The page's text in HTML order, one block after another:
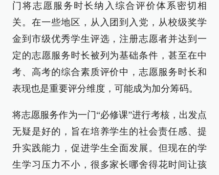
门将志愿服务时长纳入综合评价体系密切相
关。在一些地区，从入团到入党，从校级奖学
金到市级优秀学生评选，注册志愿者并达到一
定的志愿服务时长被列为基础条件，甚至在中
考、高考的综合素质评价中，志愿服务时长和
表现也是重要评分维度，可能成为加分筹码。
将志愿服务作为一门“必修课”进行考核，出发点
无疑是好的，旨在培养学生的社会责任感、提
升实践能力，促进学生全面发展。但现在的学
生学习压力不小，很多家长哪舍得花时间让孩